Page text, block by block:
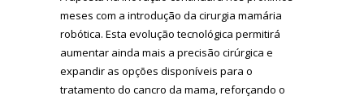
meses com a introdução da cirurgia mamária
robótica. Esta evolução tecnológica permitirá
aumentar ainda mais a precisão cirúrgica e
expandir as opções disponíveis para o
tratamento do cancro da mama, reforçando o